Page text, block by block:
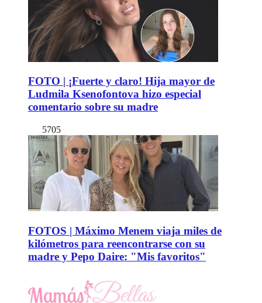
FOTO | ¡Fuerte y claro! Hija mayor de
Ludmila Ksenofontova hizo especial
comentario sobre su madre
5705
FOTOS | Máximo Menem viaja miles de
kilómetros para reencontrarse con su
madre y Pepo Daire: "Mis favoritos"